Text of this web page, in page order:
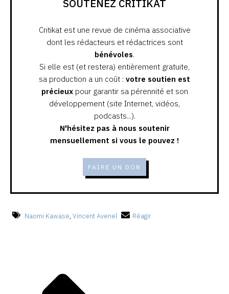
SOUTENEZ CRITIKAT
Critikat est une revue de cinéma associative
dont les rédacteurs et rédactrices sont
bénévoles.
Si elle est (et restera) entièrement gratuite,
sa production a un coût : votre soutien est
précieuxpour garantir sa pérennité et son
développement (site Internet, vidéos,
podcasts...).
N'hésitez pas à nous soutenir
mensuellement si vous le pouvez !
FAIRE UN DON
Naomi Kawase, Vincent Avenel Réagir